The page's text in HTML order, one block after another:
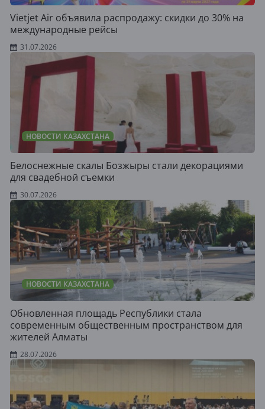
Vietjet Air объявила распродажу: скидки до 30% на
международные рейсы
31.07.2026
НОВОСТИ КАЗАХСТАНА
Белоснежные скалы Бозжыры стали декорациями
для свадебной съемки
30.07.2026
НОВОСТИ КАЗАХСТАНА
Обновленная площадь Республики стала
современным общественным пространством для
жителей Алматы
28.07.2026